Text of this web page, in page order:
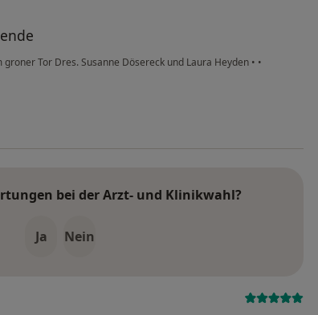
Tor Dres. Susanne Dösereck und Laura Heyden • •
bei der Arzt- und Klinikwahl?
Ja Nein